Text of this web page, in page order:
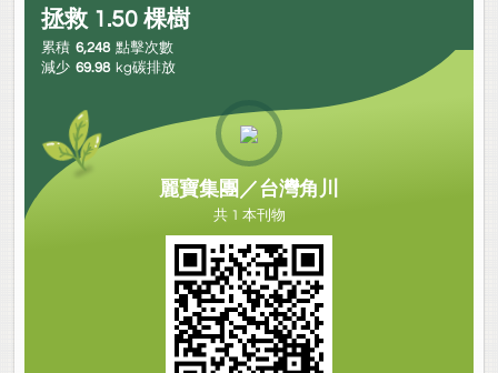
拯救 1.50 棵樹
累積 6,248 點擊次數
減少 69.98 kg碳排放
麗寶集團／台灣角川
共 1 本刊物